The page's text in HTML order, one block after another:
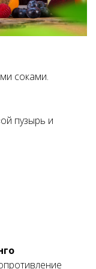
соками.
пузырь и